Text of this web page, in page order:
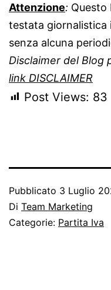
Attenzione: Questo
testata giornalistica
senza alcuna
Disclaimer del Blog
link DISCLAIMER
Post Views: 83
Pubblicato 3 Luglio
Di Team Marketing
Categorie: Partita Iva